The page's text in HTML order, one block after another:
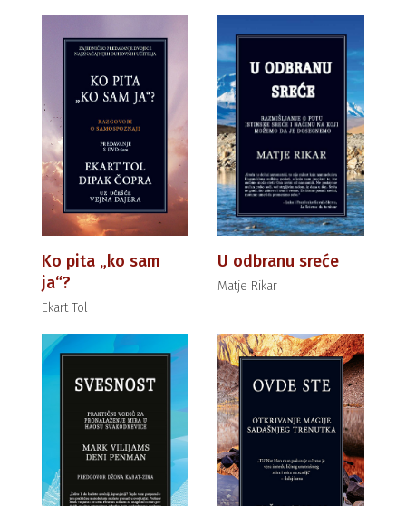
Ko pita „ko sam
ja“?
Ekart Tol
U odbranu sreće
Matje Rikar